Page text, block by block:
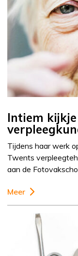
Intiem
Tijdens haar werk
Twents
aan de
Meer